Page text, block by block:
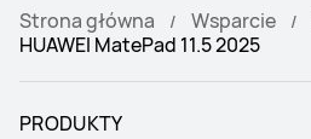
Strona główna Wsparcie
HUAWEI MatePad 11.5 2025
PRODUKTY